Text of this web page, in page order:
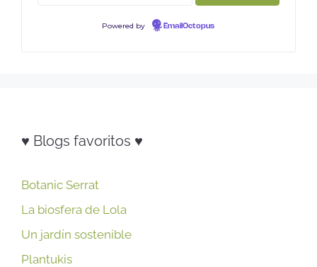
Powered by EmailOctopus
♥ Blogs favoritos ♥
Botanic Serrat
La biosfera de Lola
Un jardín sostenible
Plantukis